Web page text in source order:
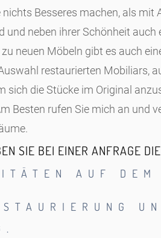
nichts Besseres machen, als mit
und neben ihrer Schönheit
neuen Möbeln gibt es auch
restaurierten Mobiliars,
sich die Stücke im Original
Besten rufen Sie mich an und
SIE BEI EINER ANFRAGE
AUF DEM